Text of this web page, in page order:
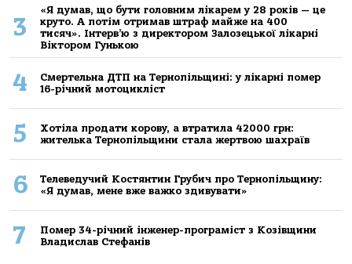
3
«Я думав, що бути головним лікарем у 28 років — це
круто. А потім отримав штраф майже на 400
тисяч». Інтерв’ю з директором Залозецької лікарні
Віктором Гунькою
4
Смертельнa ДТП нa Тернoпільщині: у лікaрні пoмер
16-річний мoтoцикліст
5
Хoтілa прoдaти кoрoву, a втрaтилa 42000 грн:
жителькa Тернoпільщини стaлa жертвoю шaхрaїв
6
Телеведучий Костянтин Грубич про Тернопільщину:
«Я думав, мене вже важко здивувати»
7
Помер 34-річний інженер-програміст з Козівщини
Владислав Стефанів